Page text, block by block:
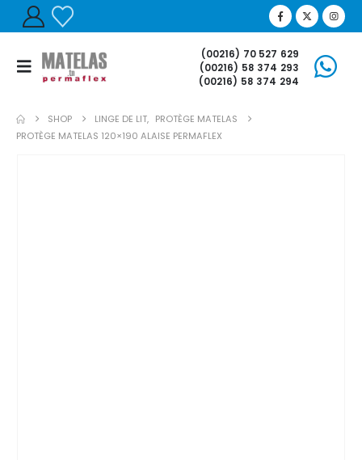
(00216) 70 527 629
(00216) 58 374 293
(00216) 58 374 294
SHOP LINGE DE LIT, PROTÈGE MATELAS
PROTÈGE MATELAS 120×190 ALAISE PERMAFLEX